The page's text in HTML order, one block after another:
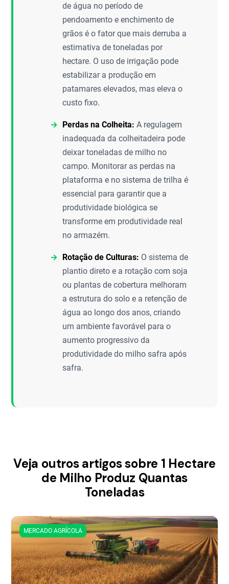
de água no período de
pendoamento e enchimento de
grãos é o fator que mais derruba a
estimativa de toneladas por
hectare. O uso de irrigação pode
estabilizar a produção em
patamares elevados, mas eleva o
custo fixo.
Perdas na Colheita: A regulagem
inadequada da colheitadeira pode
deixar toneladas de milho no
campo. Monitorar as perdas na
plataforma e no sistema de trilha é
essencial para garantir que a
produtividade biológica se
transforme em produtividade real
no armazém.
Rotação de Culturas: O sistema de
plantio direto e a rotação com soja
ou plantas de cobertura melhoram
a estrutura do solo e a retenção de
água ao longo dos anos, criando
um ambiente favorável para o
aumento progressivo da
produtividade do milho safra após
safra.
Veja outros artigos sobre 1 Hectare
de Milho Produz Quantas
Toneladas
MERCADO AGRÍCOLA